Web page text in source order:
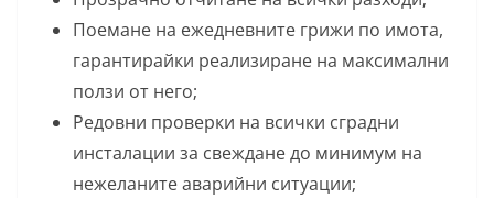
Поемане на ежедневните грижи по имота,
гарантирайки реализиране на максимални
ползи от него;
Редовни проверки на всички сградни
инсталации за свеждане до минимум на
нежеланите аварийни ситуации;